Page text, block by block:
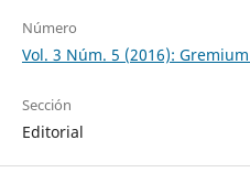
Número
Vol. 3 Núm. 5 (2016):
Sección
Editorial